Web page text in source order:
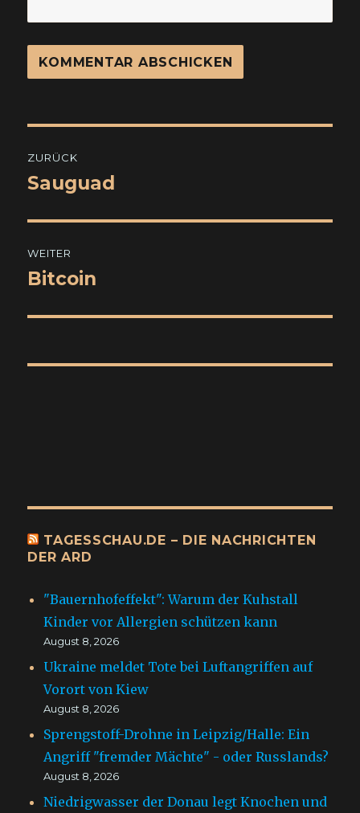
ZURÜCK
Vorheriger
Sauguad
WEITER
Nächster
Bitcoin
TAGESSCHAU.DE – DIE NACHRICHTEN
DER ARD
"Bauernhofeffekt": Warum der Kuhstall
Kinder vor Allergien schützen kann
August 8, 2026
Ukraine meldet Tote bei Luftangriffen auf
Vorort von Kiew
August 8, 2026
Sprengstoff-Drohne in Leipzig/Halle: Ein
Angriff "fremder Mächte" - oder Russlands?
August 8, 2026
Niedrigwasser der Donau legt Knochen und